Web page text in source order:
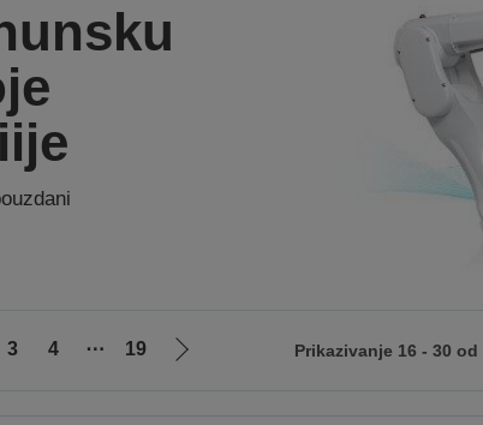
3 4 ⋯ 19
Idi
Prikazivanje 16 - 30